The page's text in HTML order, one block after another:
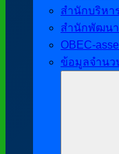
สำนักบริหา
สำนักพัฒนา
OBEC-
ข้อมูลจำนว